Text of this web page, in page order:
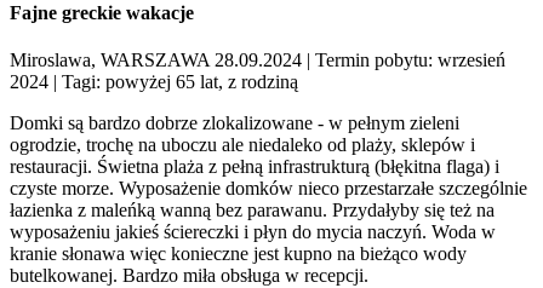
Fajne greckie wakacje
Miroslawa, WARSZAWA 28.09.2024 | Termin pobytu: wrzesień
2024 | Tagi: powyżej 65 lat, z rodziną
Domki są bardzo dobrze zlokalizowane - w pełnym zieleni
ogrodzie, trochę na uboczu ale niedaleko od plaży, sklepów i
restauracji. Świetna plaża z pełną infrastrukturą (błękitna flaga) i
czyste morze. Wyposażenie domków nieco przestarzałe szczególnie
łazienka z maleńką wanną bez parawanu. Przydałyby się też na
wyposażeniu jakieś ściereczki i płyn do mycia naczyń. Woda w
kranie słonawa więc konieczne jest kupno na bieżąco wody
butelkowanej. Bardzo miła obsługa w recepcji.